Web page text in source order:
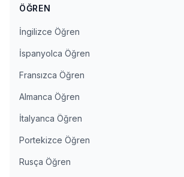
ÖĞREN
İngilizce Öğren
İspanyolca Öğren
Fransızca Öğren
Almanca Öğren
İtalyanca Öğren
Portekizce Öğren
Rusça Öğren